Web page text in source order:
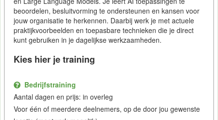
beoordelen, besluitvorming te ondersteunen en kansen voor
jouw organisatie te herkennen. Daarbij werk je met actuele
praktijkvoorbeelden en toepasbare technieken die je direct
kunt gebruiken in je dagelijkse werkzaamheden.
Kies hier je training
Bedrijfstraining
Aantal dagen en prijs: in overleg
Voor één of meerdere deelnemers, op de door jou gewenste